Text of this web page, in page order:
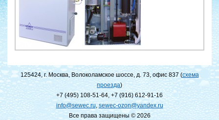
125424, г. Москва, Волоколамское шоссе, д. 73, офис 837 (схема
проезда)
+7 (495) 108-51-64, +7 (916) 612-91-16
info@sewec.ru, sewec-ozon@yandex.ru
Все права защищены © 2026